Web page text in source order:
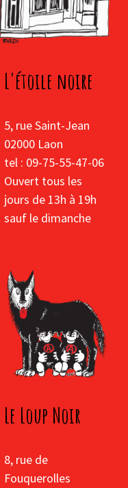
L'étoile noire
5, rue Saint-Jean
02000 Laon
tel : 09-75-55-47-06
Ouvert tous les
jours de 13h à 19h
sauf le dimanche
Le Loup Noir
8, rue de
Fouquerolles